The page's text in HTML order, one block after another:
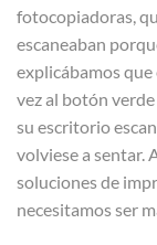
fotocopiadoras,
escaneaban
explicábamos
vez al botón
su escritorio
volviese a sentar.
soluciones de
necesitamos ser